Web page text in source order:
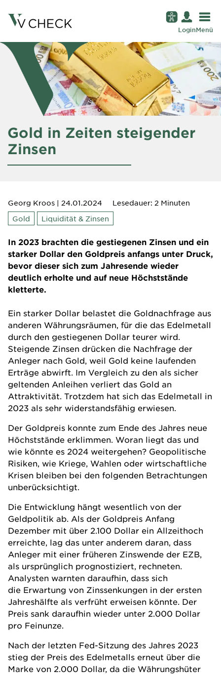
LoginMenü
Gold in Zeiten steigender
Zinsen
Georg Kroos | 24.01.2024
Lesedauer: 2 Minuten
Gold
Liquidität & Zinsen
In 2023 brachten die gestiegenen Zinsen und ein
starker Dollar den Goldpreis anfangs unter Druck,
bevor dieser sich zum Jahresende wieder
deutlich erholte und auf neue Höchststände
kletterte.
Ein starker Dollar belastet die Goldnachfrage aus
anderen Währungsräumen, für die das Edelmetall
durch den gestiegenen Dollar teurer wird.
Steigende Zinsen drücken die Nachfrage der
Anleger nach Gold, weil Gold keine laufenden
Erträge abwirft. Im Vergleich zu den als sicher
geltenden Anleihen verliert das Gold an
Attraktivität. Trotzdem hat sich das Edelmetall in
2023 als sehr widerstandsfähig erwiesen.
Der Goldpreis konnte zum Ende des Jahres neue
Höchststände erklimmen. Woran liegt das und
wie könnte es 2024 weitergehen? Geopolitische
Risiken, wie Kriege, Wahlen oder wirtschaftliche
Krisen bleiben bei den folgenden Betrachtungen
unberücksichtigt.
Die Entwicklung hängt wesentlich von der
Geldpolitik ab. Als der Goldpreis Anfang
Dezember mit über 2.100 Dollar ein Allzeithoch
erreichte, lag das unter anderem daran, dass
Anleger mit einer früheren Zinswende der EZB,
als ursprünglich prognostiziert, rechneten.
Analysten warnten daraufhin, dass sich
die Erwartung von Zinssenkungen in der ersten
Jahreshälfte als verfrüht erweisen könnte. Der
Preis sank daraufhin wieder unter 2.000 Dollar
pro Feinunze.
Nach der letzten Fed-Sitzung des Jahres 2023
stieg der Preis des Edelmetalls erneut über die
Marke von 2.000 Dollar, da die Währungshüter